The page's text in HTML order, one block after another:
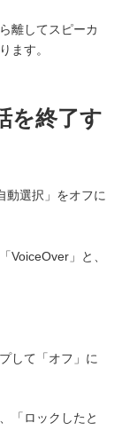
離してスピーカ
ます。
を終了す
動選択」をオフに
VoiceOver」と、
して「オフ」に
「ロックしたと